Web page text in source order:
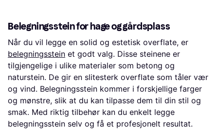
Belegningsstein for hage og gårdsplass
Når du vil legge en solid og estetisk overflate, er
belegningsstein et godt valg. Disse steinene er
tilgjengelige i ulike materialer som betong og
naturstein. De gir en slitesterk overflate som tåler vær
og vind. Belegningsstein kommer i forskjellige farger
og mønstre, slik at du kan tilpasse dem til din stil og
smak. Med riktig tilbehør kan du enkelt legge
belegningsstein selv og få et profesjonelt resultat.